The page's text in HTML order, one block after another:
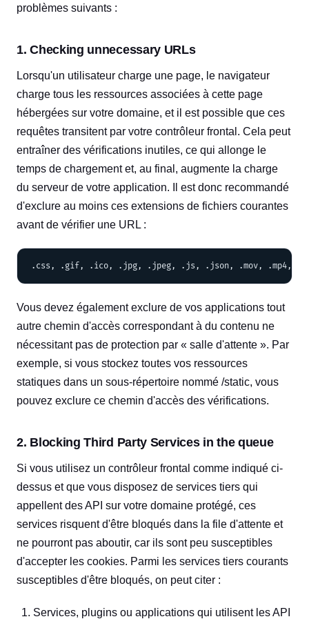
problèmes suivants :
1. Checking unnecessary URLs
Lorsqu'un utilisateur charge une page, le navigateur
charge tous les ressources associées à cette page
hébergées sur votre domaine, et il est possible que ces
requêtes transitent par votre contrôleur frontal. Cela peut
entraîner des vérifications inutiles, ce qui allonge le
temps de chargement et, au final, augmente la charge
du serveur de votre application. Il est donc recommandé
d'exclure au moins ces extensions de fichiers courantes
avant de vérifier une URL :
Vous devez également exclure de vos applications tout
autre chemin d'accès correspondant à du contenu ne
nécessitant pas de protection par « salle d'attente ». Par
exemple, si vous stockez toutes vos ressources
statiques dans un sous-répertoire nommé /static, vous
pouvez exclure ce chemin d'accès des vérifications.
2. Blocking Third Party Services in the queue
Si vous utilisez un contrôleur frontal comme indiqué ci-
dessus et que vous disposez de services tiers qui
appellent des API sur votre domaine protégé, ces
services risquent d'être bloqués dans la file d'attente et
ne pourront pas aboutir, car ils sont peu susceptibles
d'accepter les cookies. Parmi les services tiers courants
susceptibles d'être bloqués, on peut citer :
Services, plugins ou applications qui utilisent les API